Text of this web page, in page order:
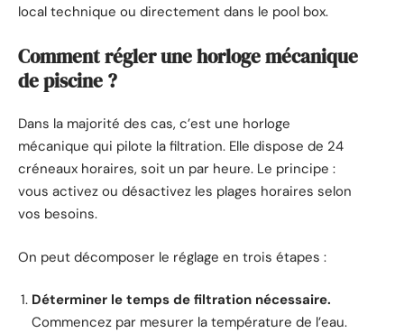
local technique ou directement dans le pool box.
Comment régler une horloge mécanique
de piscine ?
Dans la majorité des cas, c’est une horloge
mécanique qui pilote la filtration. Elle dispose de 24
créneaux horaires, soit un par heure. Le principe :
vous activez ou désactivez les plages horaires selon
vos besoins.
On peut décomposer le réglage en trois étapes :
Déterminer le temps de filtration nécessaire.
Commencez par mesurer la température de l’eau.